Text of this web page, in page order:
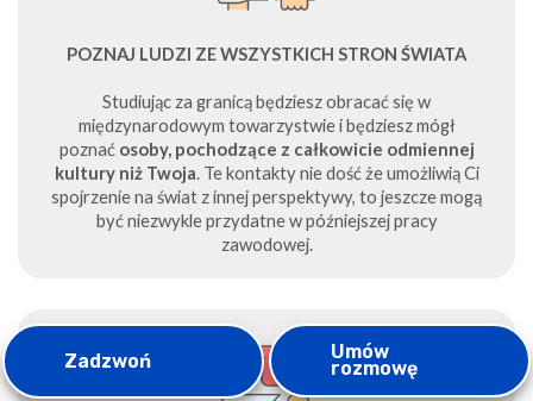
Zadzwoń Umów
rozmowę
POZNAJ LUDZI ZE WSZYSTKICH STRON ŚWIATA
Studiując za granicą będziesz obracać się w
międzynarodowym towarzystwie i będziesz mógł
poznać osoby, pochodzące z całkowicie odmiennej
kultury niż Twoja. Te kontakty nie dość że umożliwią Ci
spojrzenie na świat z innej perspektywy, to jeszcze mogą
być niezwykle przydatne w późniejszej pracy
zawodowej.